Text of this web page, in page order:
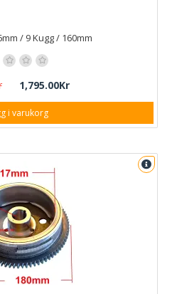
/ 9 Kugg / 160mm
1,795.00Kr
i varukorg